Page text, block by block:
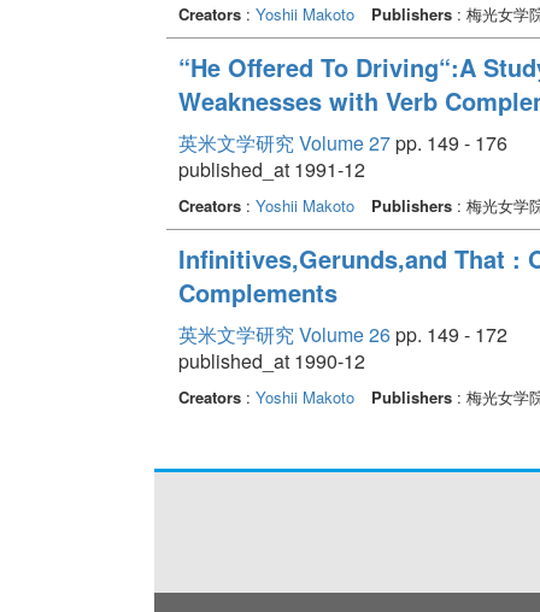
Creators: Yoshii Makoto Publishers: 梅光女学
“He Offered To Driving“:A
Weaknesses with Verb
英米文学研究 Volume 27pp. 149 - 176
published_at 1991-12
Creators: Yoshii Makoto Publishers: 梅光女学
Infinitives,Gerunds,and That :
Complements
英米文学研究 Volume 26pp. 149 - 172
published_at 1990-12
Creators: Yoshii Makoto Publishers: 梅光女学